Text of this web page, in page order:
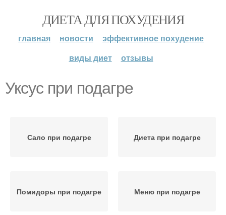
ДИЕТА ДЛЯ ПОХУДЕНИЯ
главная новости
эффективное похудение
виды диет
отзывы
Уксус при подагре
Сало при подагре Диета при подагре
Помидоры при подагре Меню при подагре